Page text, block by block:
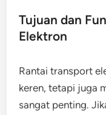
Tujuan dan
Elektron
Rantai transport
keren, tetapi juga
sangat penting.